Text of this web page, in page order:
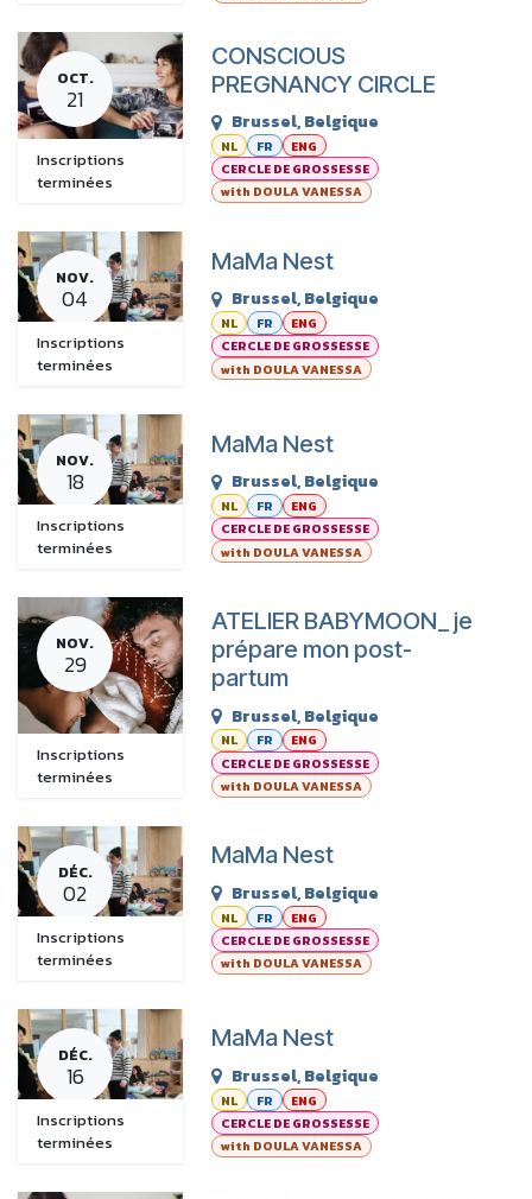
OCT.
21
Inscriptions
terminées
CONSCIOUS
PREGNANCY CIRCLE
Brussel,Belgique
NL FR
ENG
CERCLE DE GROSSESSE
with DOULA VANESSA
NOV.
04
Inscriptions
terminées
MaMa Nest
Brussel,Belgique
NL FR
ENG
CERCLE DE GROSSESSE
with DOULA VANESSA
NOV.
18
Inscriptions
terminées
MaMa Nest
Brussel,Belgique
NL FR
ENG
CERCLE DE GROSSESSE
with DOULA VANESSA
NOV.
29
Inscriptions
terminées
ATELIER BABYMOON_ je
prépare mon post-
partum
Brussel,Belgique
NL FR
ENG
CERCLE DE GROSSESSE
with DOULA VANESSA
DÉC.
02
Inscriptions
terminées
MaMa Nest
Brussel,Belgique
NL FR
ENG
CERCLE DE GROSSESSE
with DOULA VANESSA
DÉC.
16
Inscriptions
terminées
MaMa Nest
Brussel,Belgique
NL FR
ENG
CERCLE DE GROSSESSE
with DOULA VANESSA